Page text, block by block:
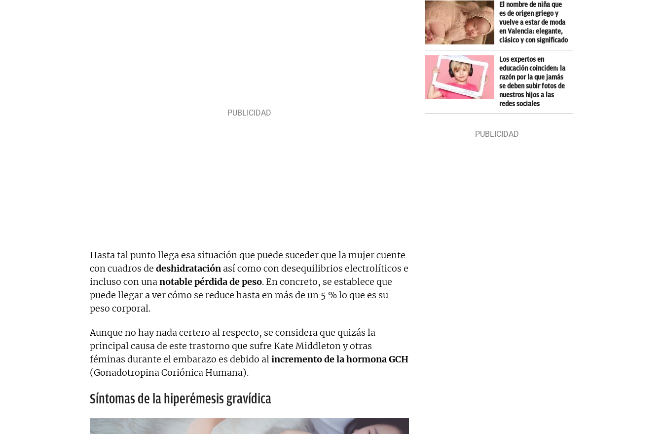
Hasta tal punto llega esa situación que puede suceder que la mujer cuente
con cuadros de deshidratación así como con desequilibrios electrolíticos e
incluso con unanotable pérdida de peso. En concreto, se establece que
puede llegar a ver cómo se reduce hasta en más de un 5 % lo que es su
peso corporal.
Aunque no hay nada certero al respecto, se considera que quizás la
principal causa de este trastorno que sufre Kate Middleton y otras
féminas durante el embarazo es debido alincremento de la hormona GCH
(Gonadotropina Coriónica Humana).
Síntomas de la hiperémesis gravídica
El nombre de niña que
es de origen griego y
vuelve a estar de moda
en Valencia: elegante,
clásico y con significado
Los expertos en
educación coinciden: la
razón por la que jamás
se deben subir fotos de
nuestros hijos a las
redes sociales